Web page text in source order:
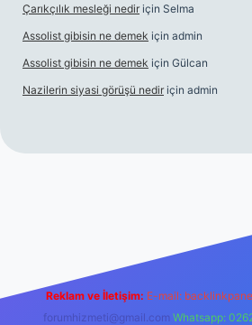
Çarıkçılık mesleği nedir için Selma
Assolist gibisin ne demek için admin
Assolist gibisin ne demek için Gülcan
Nazilerin siyasi görüşü nedir için admin
Reklam ve İletişim: E-mail:
forumhizmeti@gmail.com Whatsapp: